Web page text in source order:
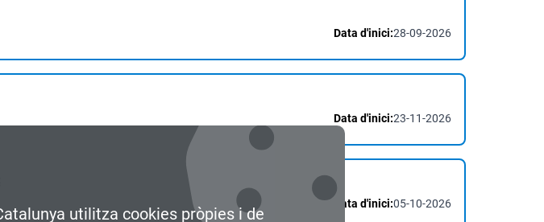
utilitza cookies pròpies i de
Data d'inici:28-09-2026
Data d'inici:23-11-2026
Data d'inici:05-10-2026